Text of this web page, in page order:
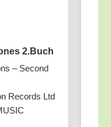
2.Buch
– Second
Records Ltd